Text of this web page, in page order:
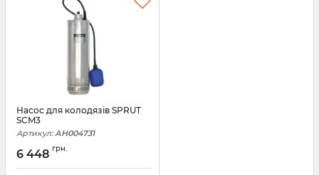
Насос для колодязів SPRUT
SCM3
Артикул: АН004731
6 448 грн.